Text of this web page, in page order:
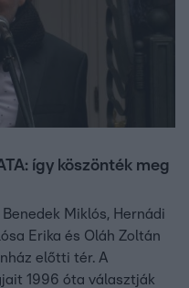
így köszönték meg
Miklós, Hernádi
Erika és Oláh Zoltán
előtti tér. A
1996 óta választják